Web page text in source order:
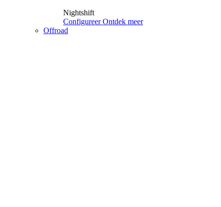
Nightshift
Configureer Ontdek meer
Offroad